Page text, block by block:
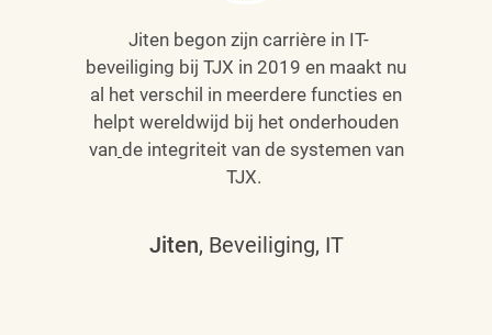
Jiten begon zijn carrière in IT-
beveiliging bij TJX in 2019 en maakt nu
al het verschil in meerdere functies en
helpt wereldwijd bij het onderhouden
van de integriteit van de systemen van
TJX.
Jiten, Beveiliging, IT